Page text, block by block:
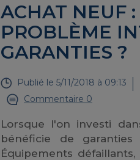
ACHAT NEUF
PROBLÈME
GARANTIES ?
Publié le 5/11/2018 à 09:13
Commentaire 0
Lorsque l'on investi
bénéficie de
Équipements